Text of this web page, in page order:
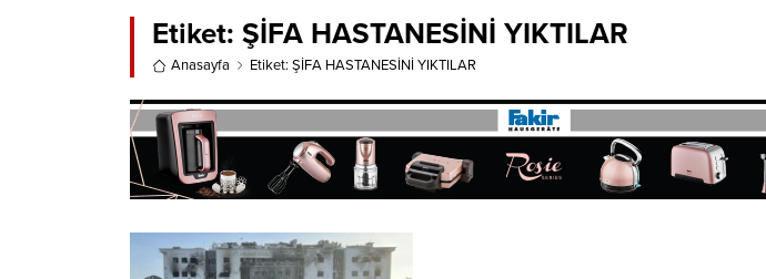
Etiket: ŞİFA HASTANESİNİ YIKTILAR
Anasayfa Etiket: ŞİFA HASTANESİNİ YIKTILAR